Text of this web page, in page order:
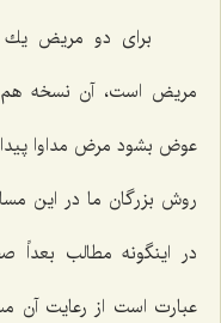
برای دو مریض یك
مریض است، آن نسخه هم
عوض بشود مرض مداوا پیدا
روش بزرگان ما در این
در اینگونه مطالب
عبارت است از رعایت آن